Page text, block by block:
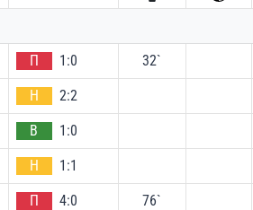
П 1:0 32`
Н 2:2
В 1:0
Н 1:1
П 4:0 76`